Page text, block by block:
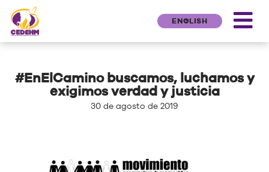
ENGLISH
#EnElCamino buscamos, luchamos y
exigimos verdad y justicia
30 de agosto de 2019